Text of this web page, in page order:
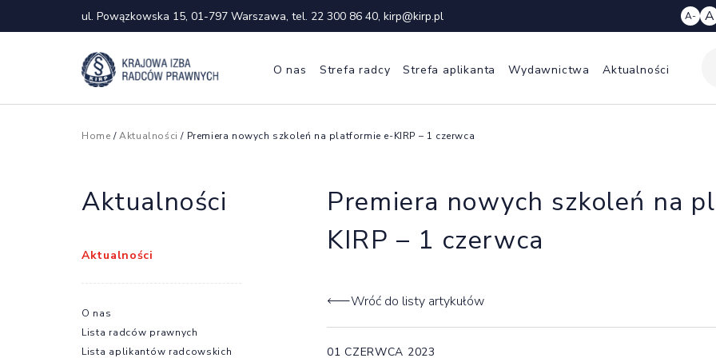
ul. Powązkowska 15, 01-797 Warszawa, tel. 22 300 86 40, kirp@kirp.pl A- A
O nas Strefa radcy Strefa aplikanta Wydawnictwa Aktualności
Home /Aktualności / Premiera nowych szkoleń na platformie e-KIRP – 1 czerwca
Premiera nowych szkoleń na
KIRP – 1 czerwca
Wróć do listy artykułów
01 CZERWCA 2023
Aktualności
Aktualności
O nas
Lista radców prawnych
Lista aplikantów radcowskich